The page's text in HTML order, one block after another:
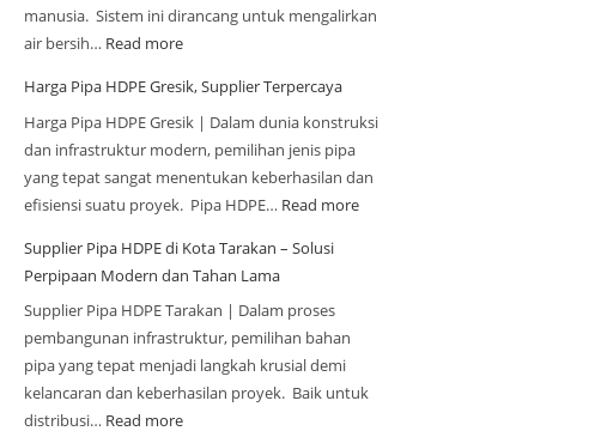
manusia. Sistem ini dirancang untuk mengalirkan
air bersih… Read more
Harga Pipa HDPE Gresik, Supplier Terpercaya
Harga Pipa HDPE Gresik | Dalam dunia konstruksi
dan infrastruktur modern, pemilihan jenis pipa
yang tepat sangat menentukan keberhasilan dan
efisiensi suatu proyek. Pipa HDPE… Read more
Supplier Pipa HDPE di Kota Tarakan – Solusi
Perpipaan Modern dan Tahan Lama
Supplier Pipa HDPE Tarakan | Dalam proses
pembangunan infrastruktur, pemilihan bahan
pipa yang tepat menjadi langkah krusial demi
kelancaran dan keberhasilan proyek. Baik untuk
distribusi… Read more